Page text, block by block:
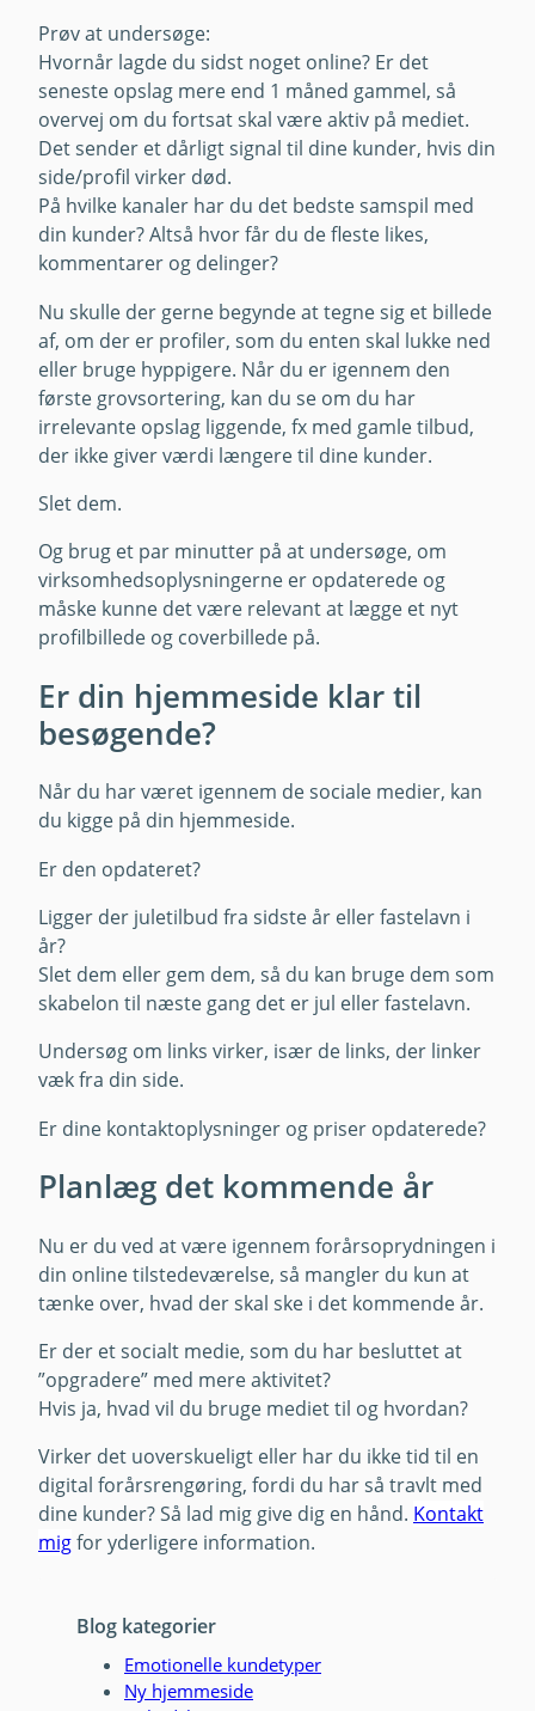
Prøv at undersøge:
Hvornår lagde du sidst noget online? Er det
seneste opslag mere end 1 måned gammel, så
overvej om du fortsat skal være aktiv på mediet.
Det sender et dårligt signal til dine kunder, hvis din
side/profil virker død.
På hvilke kanaler har du det bedste samspil med
din kunder? Altså hvor får du de fleste likes,
kommentarer og delinger?
Nu skulle der gerne begynde at tegne sig et billede
af, om der er profiler, som du enten skal lukke ned
eller bruge hyppigere. Når du er igennem den
første grovsortering, kan du se om du har
irrelevante opslag liggende, fx med gamle tilbud,
der ikke giver værdi længere til dine kunder.
Slet dem.
Og brug et par minutter på at undersøge, om
virksomhedsoplysningerne er opdaterede og
måske kunne det være relevant at lægge et nyt
profilbillede og coverbillede på.
Er din hjemmeside klar til
besøgende?
Når du har været igennem de sociale medier, kan
du kigge på din hjemmeside.
Er den opdateret?
Ligger der juletilbud fra sidste år eller fastelavn i
år?
Slet dem eller gem dem, så du kan bruge dem som
skabelon til næste gang det er jul eller fastelavn.
Undersøg om links virker, især de links, der linker
væk fra din side.
Er dine kontaktoplysninger og priser opdaterede?
Planlæg det kommende år
Nu er du ved at være igennem forårsoprydningen i
din online tilstedeværelse, så mangler du kun at
tænke over, hvad der skal ske i det kommende år.
Er der et socialt medie, som du har besluttet at
”opgradere” med mere aktivitet?
Hvis ja, hvad vil du bruge mediet til og hvordan?
Virker det uoverskueligt eller har du ikke tid til en
digital forårsrengøring, fordi du har så travlt med
dine kunder? Så lad mig give dig en hånd. Kontakt
migfor yderligere information.
Blog kategorier
Emotionelle kundetyper
Ny hjemmeside